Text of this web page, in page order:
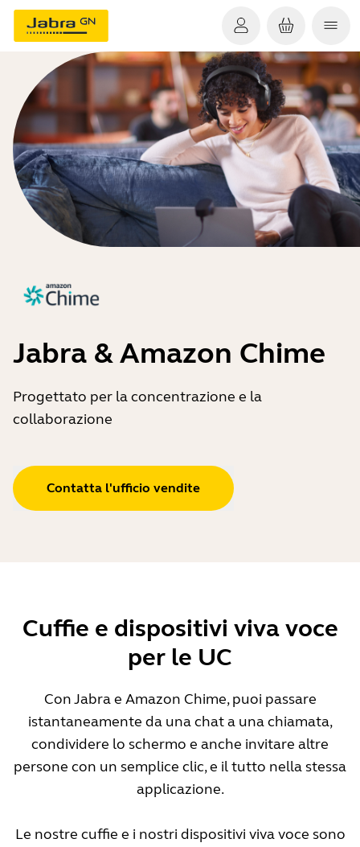
Jabra & Amazon Chime
Progettato per la concentrazione e la
collaborazione
Contatta l'ufficio vendite
Cuffie e dispositivi viva voce
per le UC
Con Jabra e Amazon Chime, puoi passare
istantaneamente da una chat a una chiamata,
condividere lo schermo e anche invitare altre
persone con un semplice clic, e il tutto nella stessa
applicazione.
Le nostre cuffie e i nostri dispositivi viva voce sono